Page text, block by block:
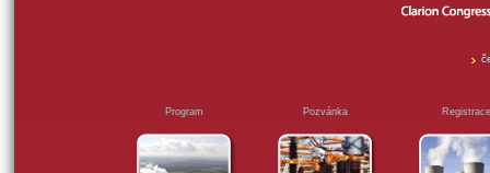
Program Pozvánka Registrace